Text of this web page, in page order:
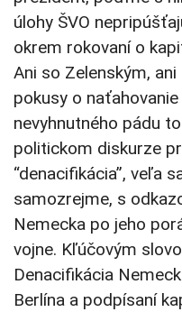
úlohy ŠVO
okrem rokovaní o
Ani so Zelenským,
pokusy o
nevyhnutného pádu
politickom diskurze
“denacifikácia”, veľa
samozrejme, s
Nemecka po jeho
vojne. Kľúčovým
Denacifikácia
Berlína a podpísaní